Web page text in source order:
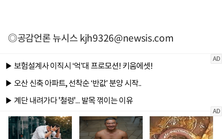
◎공감언론 뉴시스kjh9326@newsis.com